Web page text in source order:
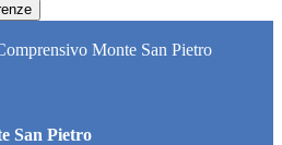
Monte San Pietro
San Pietro